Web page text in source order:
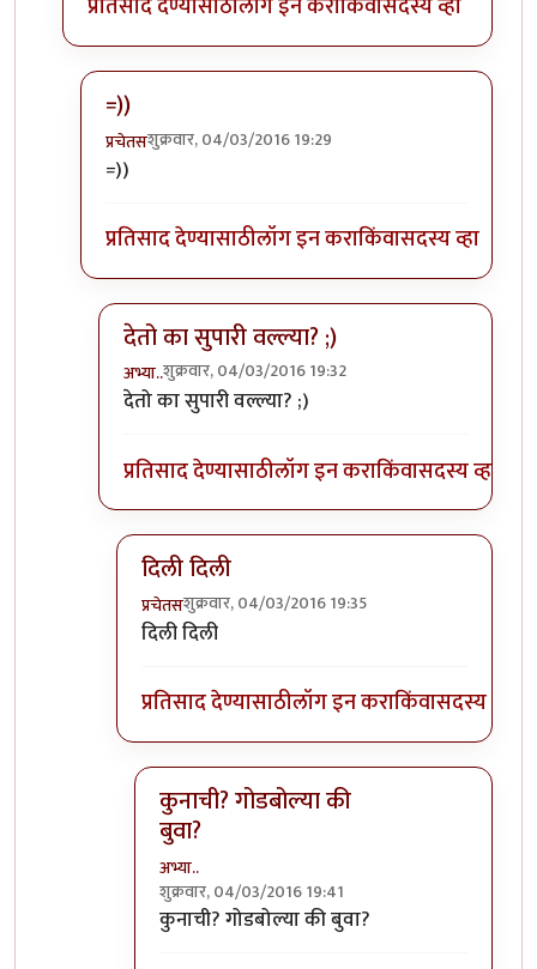
=))
प्रचेतसशुक्रवार, 04/03/2016 19:29
In reply to
=))
प्रतिसाद देण्यासाठीलॉग इन कराकिंवासदस्य व्हा
देतो का सुपारी वल्ल्या? ;)
अभ्या..शुक्रवार, 04/03/2016 19:32
In reply to=))byप्रचेतस
देतो का सुपारी वल्ल्या? ;)
प्रतिसाद देण्यासाठीलॉग इन कराकिंवासदस्य व्हा
दिली दिली
प्रचेतसशुक्रवार, 04/03/2016 19:35
In reply to
दिली दिली
प्रतिसाद देण्यासाठीलॉग इन कराकिंवासदस्य व्हा
कुनाची? गोडबोल्या की
बुवा?
अभ्या..
शुक्रवार, 04/03/2016 19:41
In reply toदिली दिलीbyप्रचेतस
कुनाची? गोडबोल्या की बुवा?